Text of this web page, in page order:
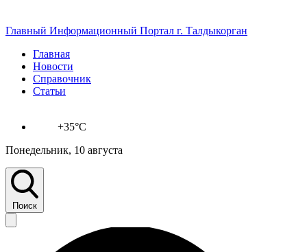
Главный Информационный Портал г. Талдыкорган
Главная
Новости
Справочник
Статьи
+35°C
Понедельник, 10 августа
Поиск